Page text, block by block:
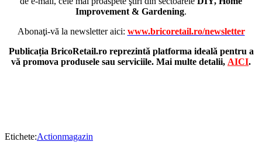
Improvement & Gardening.
Abonaţi-vă la newsletter aici: www.bricoretail.ro/newsletter
Publicația BricoRetail.ro reprezintă platforma ideală pentru a
vă promova produsele sau serviciile. Mai multe detalii, AICI.
Etichete:Actionmagazin